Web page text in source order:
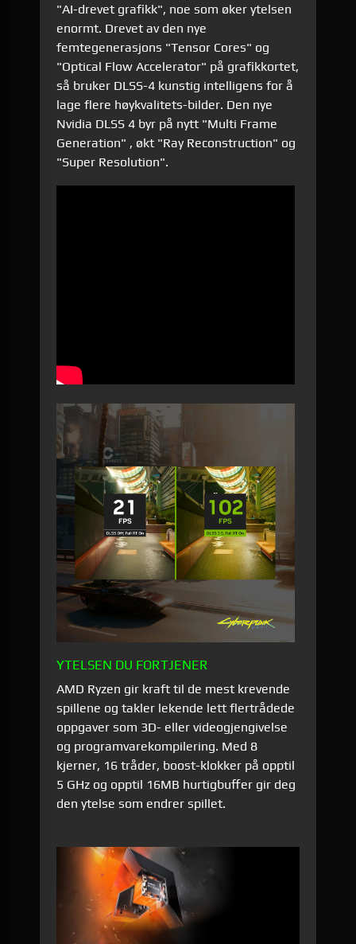
"AI-drevet grafikk", noe som øker ytelsen
enormt. Drevet av den nye
femtegenerasjons "Tensor Cores" og
"Optical Flow Accelerator" på grafikkortet,
så bruker DLSS-4 kunstig intelligens for å
lage flere høykvalitets-bilder. Den nye
Nvidia DLSS 4 byr på nytt "Multi Frame
Generation" , økt "Ray Reconstruction" og
"Super Resolution".
YTELSEN DU FORTJENER
AMD Ryzen gir kraft til de mest krevende
spillene og takler lekende lett flertrådede
oppgaver som 3D- eller videogjengivelse
og programvarekompilering. Med 8
kjerner, 16 tråder, boost-klokker på opptil
5 GHz og opptil 16MB hurtigbuffer gir deg
den ytelse som endrer spillet.